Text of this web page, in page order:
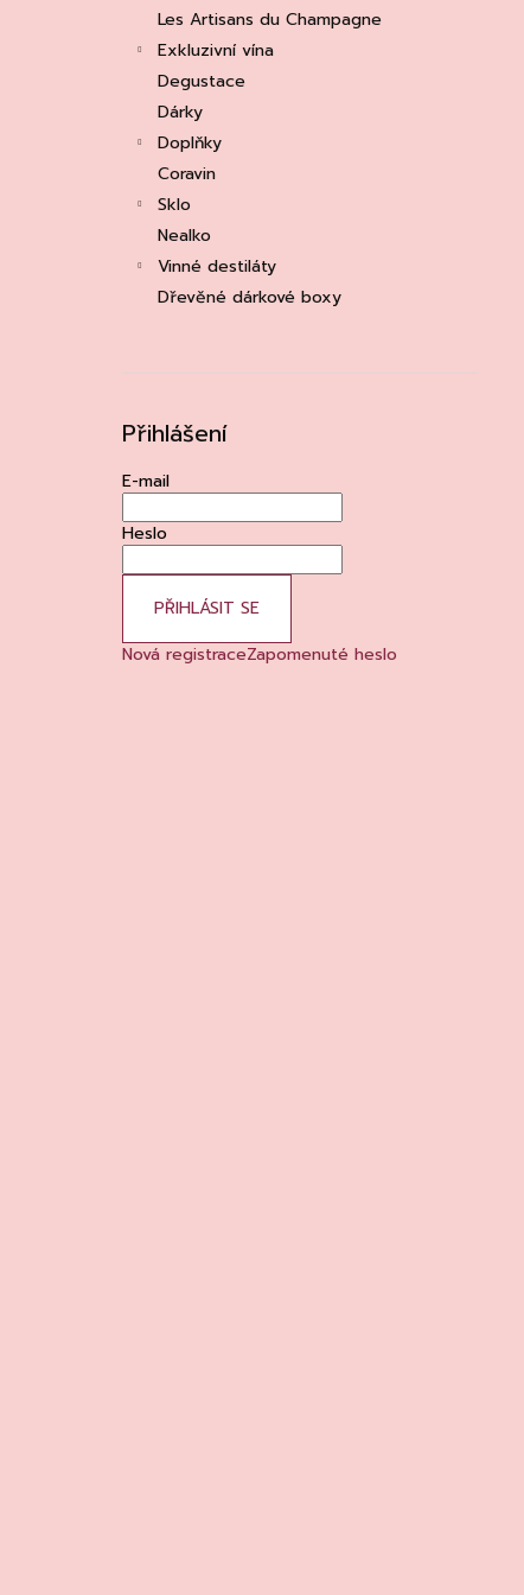
Les Artisans du Champagne
Exkluzivní vína
Degustace
Dárky
Doplňky
Coravin
Sklo
Nealko
Vinné destiláty
Dřevěné dárkové boxy
Přihlášení
E-mail
Heslo
PŘIHLÁSIT SE
Nová registraceZapomenuté heslo
ASOLO PROSECCO SUPERIORE DOCG
BRUT, MARTIGNAGO
253 Kč
Původně: 335 Kč